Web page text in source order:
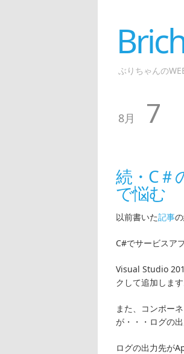
ぶりちゃんの
8月 7
続・C＃
で悩む
以前書いた記事
C#でサービスア
Visual Studio
クして追加します
また、コンポー
が・・・ログの
ログの出力先が